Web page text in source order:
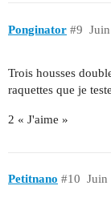
Ponginator #9
Trois housses
raquettes que je
2 « J'aime »
Petitnano Juin
#10